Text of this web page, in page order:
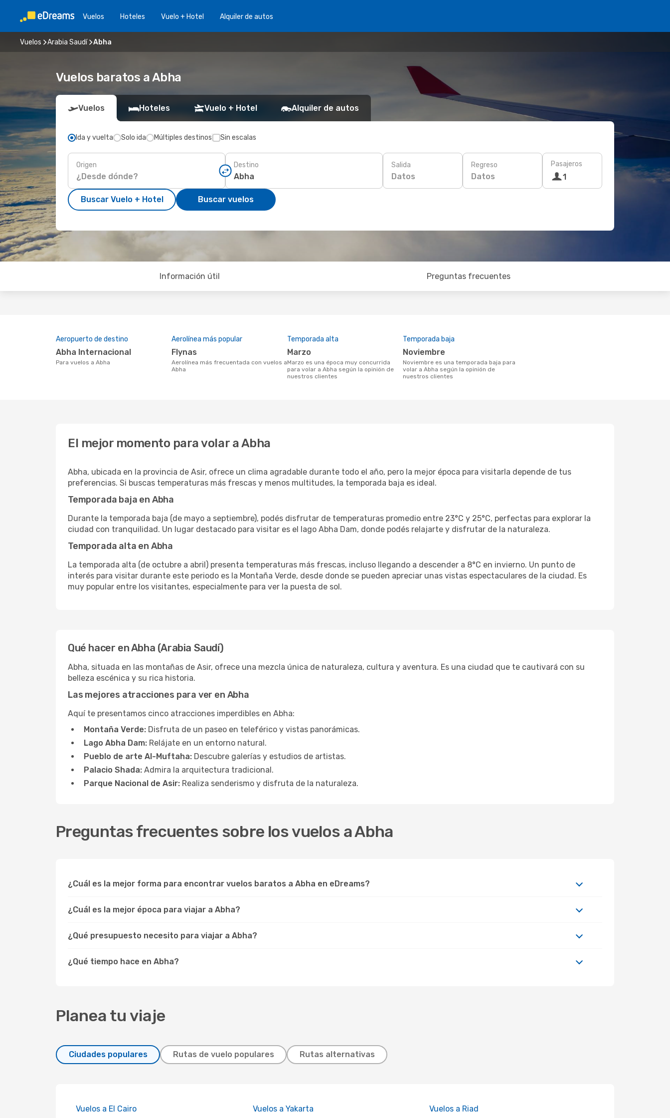
Vuelos Hoteles Vuelo + Hotel Alquiler de autos
Vuelos Arabia Saudí Abha
Vuelos baratos a Abha
Vuelos Hoteles Vuelo + Hotel Alquiler de autos
Ida y vuelta Solo ida Múltiples destinos Sin escalas
Origen Destino Salida
Datos
Regreso
Datos
Pasajeros
1
Buscar Vuelo + Hotel Buscar vuelos
Información útil Preguntas frecuentes
Aeropuerto de destino
Abha Internacional
Para vuelos a Abha
Aerolínea más popular
Flynas
Aerolínea más frecuentada con vuelos a
Abha
Temporada alta
marzo
marzo es una época muy concurrida
para volar a Abha según la opinión de
nuestros clientes
Temporada baja
noviembre
noviembre es una temporada baja para
volar a Abha según la opinión de
nuestros clientes
El mejor momento para volar a Abha
Abha, ubicada en la provincia de Asir, ofrece un clima agradable durante todo el año, pero la mejor época para visitarla depende de tus
preferencias. Si buscas temperaturas más frescas y menos multitudes, la temporada baja es ideal.
Temporada baja en Abha
Durante la temporada baja (de mayo a septiembre), podés disfrutar de temperaturas promedio entre 23°C y 25°C, perfectas para explorar la
ciudad con tranquilidad. Un lugar destacado para visitar es el lago Abha Dam, donde podés relajarte y disfrutar de la naturaleza.
Temporada alta en Abha
La temporada alta (de octubre a abril) presenta temperaturas más frescas, incluso llegando a descender a 8°C en invierno. Un punto de
interés para visitar durante este periodo es la Montaña Verde, desde donde se pueden apreciar unas vistas espectaculares de la ciudad. Es
muy popular entre los visitantes, especialmente para ver la puesta de sol.
Qué hacer en Abha (Arabia Saudí)
Abha, situada en las montañas de Asir, ofrece una mezcla única de naturaleza, cultura y aventura. Es una ciudad que te cautivará con su
belleza escénica y su rica historia.
Las mejores atracciones para ver en Abha
Aquí te presentamos cinco atracciones imperdibles en Abha:
Montaña Verde: Disfruta de un paseo en teleférico y vistas panorámicas.
Lago Abha Dam: Relájate en un entorno natural.
Pueblo de arte Al-Muftaha: Descubre galerías y estudios de artistas.
Palacio Shada: Admira la arquitectura tradicional.
Parque Nacional de Asir: Realiza senderismo y disfruta de la naturaleza.
Preguntas frecuentes sobre los vuelos a Abha
¿Cuál es la mejor forma para encontrar vuelos baratos a Abha en eDreams?
¿Cuál es la mejor época para viajar a Abha?
¿Qué presupuesto necesito para viajar a Abha?
¿Qué tiempo hace en Abha?
Planea tu viaje
Ciudades populares Rutas de vuelo populares Rutas alternativas
Vuelos a El Cairo Vuelos a Yakarta Vuelos a Riad